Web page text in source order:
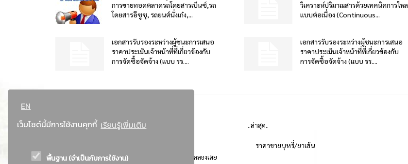
EN
เว็บไซต์นี้มีการใช้งานคุกกี้ เรียนรู้เพิ่มเติม
พื้นฐาน (จำเป็นกับการใช้งาน)
การขายทอดตลาดรถโดยสารเบ็นซ์,รถ
โดยสารอีซูซุ, รถยนต์นั่งเก๋ง,...
วิเคราะห์ปริมาณสารด้วยเทคนิคการไหล
แบบต่อเนื่อง (Continuous...
เอกสารรับรองระหว่างผู้ชนะการเสนอ
ราคาประเมินเจ้าหน้าที่ที่เกี่ยวข้องกับ
การจัดซื้อจัดจ้าง (แบบ รร....
เอกสารรับรองระหว่างผู้ชนะการเสนอ
ราคาประเมินเจ้าหน้าที่ที่เกี่ยวข้องกับ
การจัดซื้อจัดจ้าง (แบบ รร....
ที่อยู่ : 184 ถนนพระรามที่ 4 แขวงคลองเตย เขตคลองเตย
..ล่าสุด..
ราคาขายบุหรี่/ยาเส้น